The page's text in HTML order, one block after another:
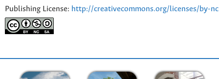
Publishing License: http://creativecommons.org/licenses/by-